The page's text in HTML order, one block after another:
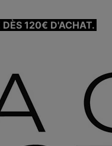
DÈS 120€ D'ACHAT.